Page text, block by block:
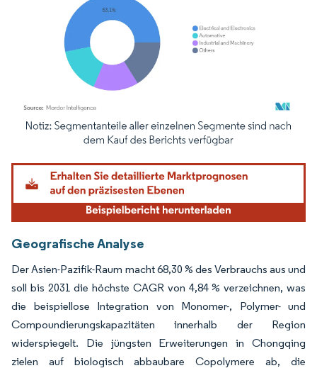
Bild © Mordor Intelligence. Wiederverwendung erfordert Namensnennung
Geografische Analyse
Der Asien-Pazifik-Raum macht 68,30 % des Verbrauchs aus und
soll bis 2031 die höchste CAGR von 4,84 % verzeichnen, was
die beispiellose Integration von Monomer-, Polymer- und
Compoundierungskapazitäten innerhalb der Region
widerspiegelt. Die jüngsten Erweiterungen in Chongqing
zielen auf biologisch abbaubare Copolymere ab, die